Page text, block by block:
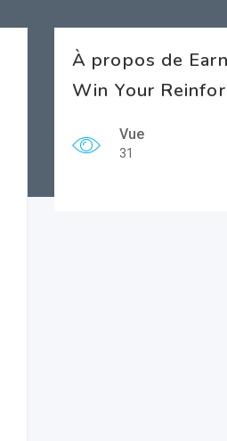
À propos de
Win Your
Vue
31